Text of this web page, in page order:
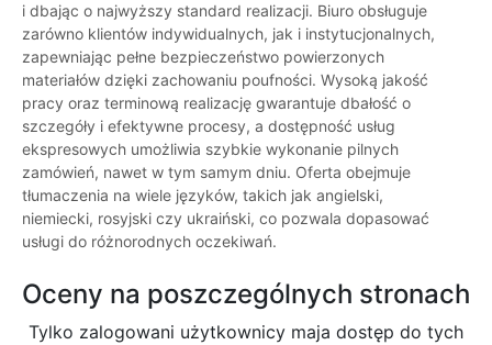
i dbając o najwyższy standard realizacji. Biuro obsługuje
zarówno klientów indywidualnych, jak i instytucjonalnych,
zapewniając pełne bezpieczeństwo powierzonych
materiałów dzięki zachowaniu poufności. Wysoką jakość
pracy oraz terminową realizację gwarantuje dbałość o
szczegóły i efektywne procesy, a dostępność usług
ekspresowych umożliwia szybkie wykonanie pilnych
zamówień, nawet w tym samym dniu. Oferta obejmuje
tłumaczenia na wiele języków, takich jak angielski,
niemiecki, rosyjski czy ukraiński, co pozwala dopasować
usługi do różnorodnych oczekiwań.
Oceny na poszczególnych stronach
Tylko zalogowani użytkownicy maja dostęp do tych